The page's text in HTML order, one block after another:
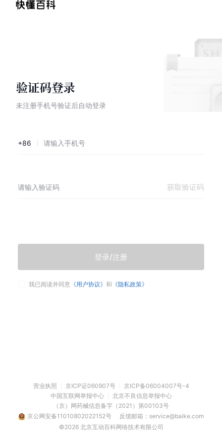
验证码登录
未注册手机号验证后自动登录
+86
获取验证码
我已阅读并同意 《用户协议》 和 《隐私政策》
登录/注册
营业执照 京ICP证060907号
京ICP备06004007号-4
中国互联网举报中心
北京不良信息举报中心
（京）网药械信息备字（2021）第00103号
京公网安备11010802022152号
反馈邮箱：service@baike.com
©2026 北京互动百科网络技术有限公司